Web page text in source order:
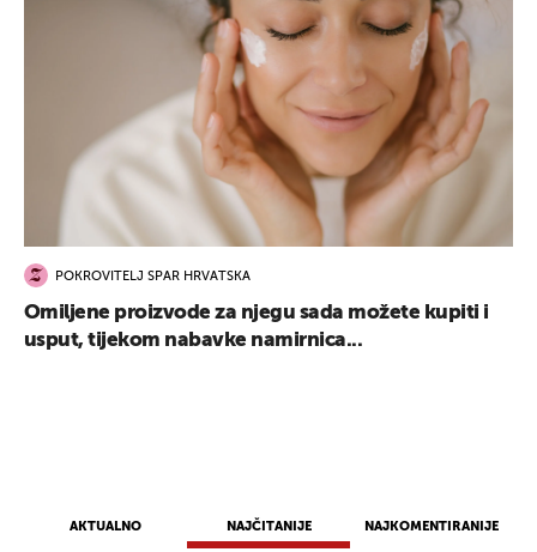
AKTUALNO NAJČITANIJE NAJKOMENTIRANIJE
POKROVITELJ SPAR HRVATSKA
Omiljene proizvode za njegu sada možete kupiti i
usput, tijekom nabavke namirnica...